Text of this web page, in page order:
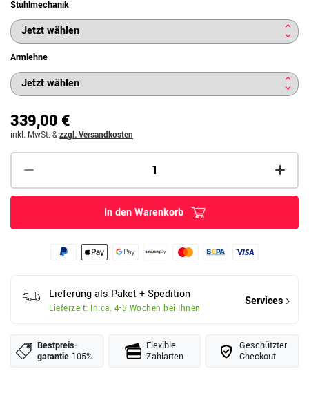
Stuhlmechanik
Armlehne
339,00 €
inkl. MwSt. &zzgl. Versandkosten
In den Warenkorb
Lieferung als Paket + Spedition
Lieferzeit: In ca. 4-5 Wochen bei Ihnen
Services
Bestpreis­
garantie 105%
Flexible
Zahlarten
Geschützter
Checkout